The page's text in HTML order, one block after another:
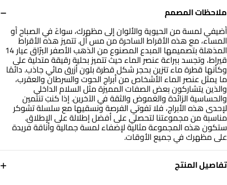
ملاحظات المصمم −
أضيفي لمسة من الحيوية والألوان إلى مظهرك، سواءً في الصباح أو
المساء، مع هذه الأقراط الساحرة من مس أل. تتميز هذه الأقراط
المذهلة بتصميمها المبدع المصنوع من الذهب الأصفر البرّاق عيار 14
قيراط، وتجسد ببراعة عنصر الماء حيث تتميز بحلية رقيقة متدلية على
وكأنها قطرة ماء تتزين بحجر شكل قطرة بلون أزرق مائي جاذب. دائمًا
ما يمثل عنصر الماء الأشخاص من أبراج الحوت والسرطان والعقرب،
والذين يتشاركون بعض الصفات المميزة مثل السلام الداخلي
والحساسية الزائدة والغموض والثقة في الآخرين. إذا كنتِ تنتمين
لإحدى هذه الأبراج، فلا تفوتي الفرصة ونسقيها مع سلسلة تشوكر
مناسبة من مجموعتنا لتحصلي على أفضل إطلالة على الإطلاق.
ستكون هذه المجموعة مثالية لإضفاء لمسة جمالية وأناقة فريدة
على مظهرك في جميع الأوقات.
تفاصيل المنتج
+